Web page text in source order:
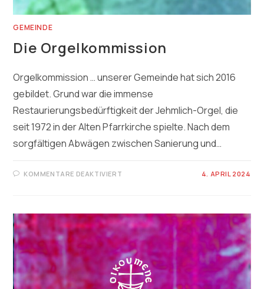
GEMEINDE
Die Orgelkommission
Orgelkommission … unserer Gemeinde hat sich 2016
gebildet. Grund war die immense
Restaurierungsbedürftigkeit der Jehmlich-Orgel, die
seit 1972 in der Alten Pfarrkirche spielte. Nach dem
sorgfältigen Abwägen zwischen Sanierung und…
KOMMENTARE DEAKTIVIERT 4. APRIL 2024